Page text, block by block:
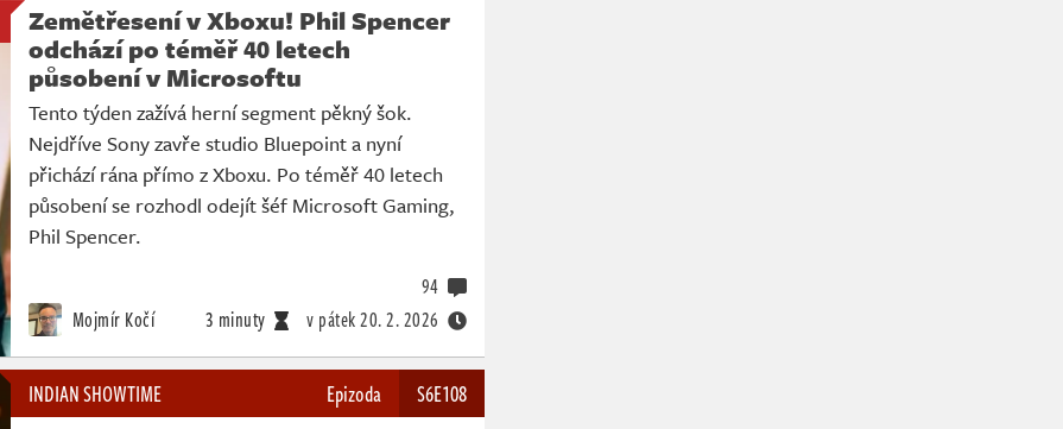
Zemětřesení v Xboxu! Phil Spencer
odchází po téměř 40 letech
působení v Microsoftu
Tento týden zažívá herní segment pěkný šok.
Nejdříve Sony zavře studio Bluepoint a nyní
přichází rána přímo z Xboxu. Po téměř 40 letech
působení se rozhodl odejít šéf Microsoft Gaming,
Phil Spencer.
Mojmír Kočí 3 minuty v pátek20. 2. 2026
94
INDIAN SHOWTIME Epizoda S6E108